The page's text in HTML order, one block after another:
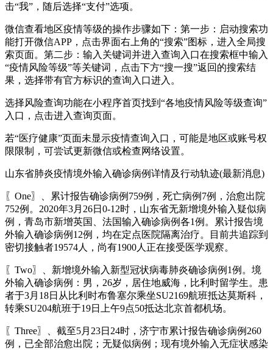
击“我”，随后选择“支付”选项。
微信查看地区疫情等级的操作步骤如下：第一步：启动搜索功
能打开微信APP，点击界面右上角的“搜索”图标，进入全局搜
索页面。第二步：输入关键词并进入查询入口在搜索框中输入
“疫情风险等级”等关键词，点击下方“搜一搜”返回的搜索结
果，选择带有官方标识的查询入口进入。
选择风险查询功能在小程序首页找到“各地疫情风险等级查询”
入口，点击进入查询页面。
若“医疗健康”页面未显示疫情查询入口，可能是地区或账号权
限限制，可尝试更新微信或检查网络设置。
山东省肺炎疫情境外输入确诊病例详情及行动轨迹(最新消息)
〖One〗、累计报告确诊病例759例，死亡病例7例，治愈出院
752例。2020年3月26日0-12时，山东省无新增境外输入疑似病
例，青岛市新增英国、法国输入确诊病例各1例。累计报告境
外输入确诊病例12例，均在定点医院隔离治疗。目前共追踪到
密切接触者19574人，尚有1900人正在接受医学观察。
〖Two〗、新增境外输入新型冠状病毒肺炎确诊病例1例。境
外输入确诊病例：男，26岁，居住地威海，比利时留学生。患
者于3月18日从比利时布鲁塞尔乘坐SU2169航班抵达莫斯科，
转乘SU204航班于19日上午9点50抵达北京首都机场。
〖Three〗、截至5月23日24时，济宁市累计报告确诊病例260
例，已全部治愈出院；无疑似病例；现有境外输入无症状感染